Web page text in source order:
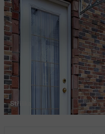
Stříška